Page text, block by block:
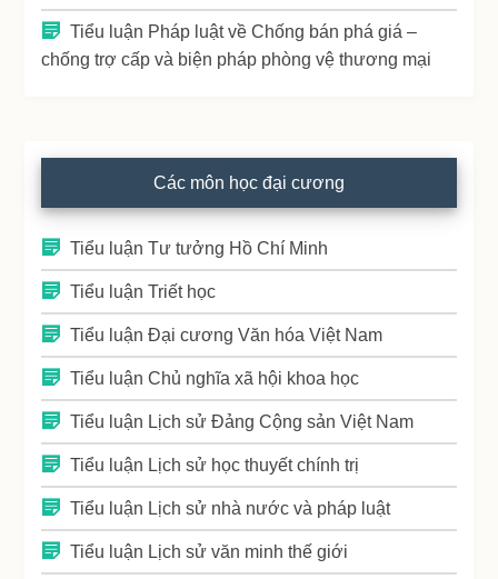
Tiểu luận Pháp luật về Chống bán phá giá –
chống trợ cấp và biện pháp phòng vệ thương mại
Các môn học đại cương
Tiểu luận Tư tưởng Hồ Chí Minh
Tiểu luận Triết học
Tiểu luận Đại cương Văn hóa Việt Nam
Tiểu luận Chủ nghĩa xã hội khoa học
Tiểu luận Lịch sử Đảng Cộng sản Việt Nam
Tiểu luận Lịch sử học thuyết chính trị
Tiểu luận Lịch sử nhà nước và pháp luật
Tiểu luận Lịch sử văn minh thế giới